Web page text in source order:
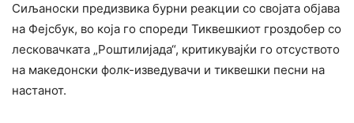
Сиљаноски предизвика бурни реакции со својата објава
на Фејсбук, во која го спореди Тиквешкиот гроздобер со
лесковачката „Роштилијада“, критикувајќи го отсуството
на македонски фолк-изведувачи и тиквешки песни на
настанот.